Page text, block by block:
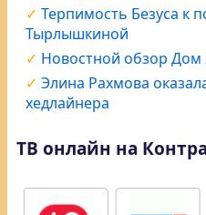
Терпимость Безуса к
Тырлышкиной
Новостной обзор Дом
Элина Рахмова
хедлайнера
ТВ онлайн на